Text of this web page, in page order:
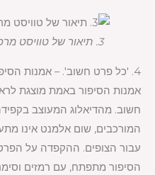
3. תיאור של טוויסט מרכזי בעלילה, אפוף מסתורין
4. 'כל פרט חשוב'. – אמנות הסיפור
חשוב. מהדיאלוג המעוצב
המורכבים, שום אלמנט אינו
עבור הצופים. ההקפדה על
הסיפור מתפתח, עם רמזים